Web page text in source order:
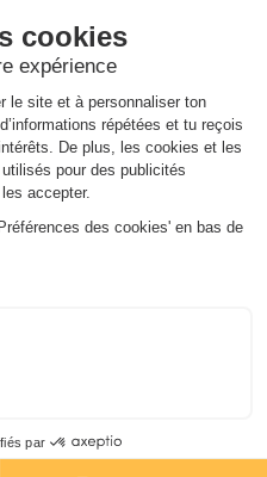
de Vezac)
Carte